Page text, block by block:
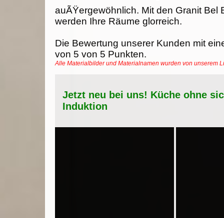
auÃŸergewöhnlich. Mit den Granit Bel
werden Ihre Räume glorreich.
Die Bewertung unserer Kunden mit
von 5 von 5 Punkten.
Alle Materialbilder und Materialnamen wurden von unserem
Jetzt neu bei uns! Küche ohne
Induktion